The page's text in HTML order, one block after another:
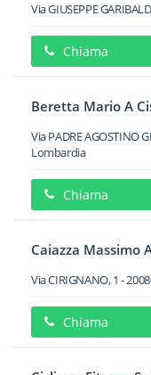
Via GIUSEPPE
Chiama
Beretta Mario A
Via PADRE AGOSTINO
Lombardia
Chiama
Caiazza Massimo
Via CIRIGNANO, 1 -
Chiama